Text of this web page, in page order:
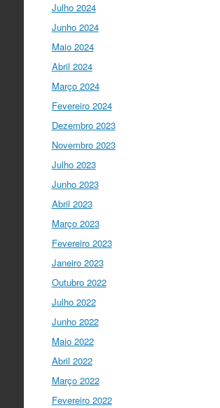
Ciência Viva
"Hoje fazemos parte de equipas
europeias multidisciplinares que
um objetivo comum: a
problemas mun…
twitter.com/i/web/status/1…
Ciência Viva
“O impacto dos jovens
como eu, na sociedade é hoje
fecha…
Ciência Viva
cultura científica no futuro da
em direto do
Acompanhe li…
twitter.com/i/web/status/1…
I Gulbenkian Ciência
@EMBO
@ERC_Research
@IGCiencia
Julho 2024
Junho 2024
Maio 2024
Abril 2024
Março 2024
Fevereiro 2024
Dezembro 2023
Novembro 2023
Julho 2023
Junho 2023
Abril 2023
Março 2023
Fevereiro 2023
Janeiro 2023
Outubro 2022
Julho 2022
Junho 2022
Maio 2022
Abril 2022
Março 2022
Fevereiro 2022